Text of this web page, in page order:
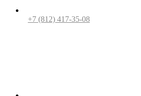
+7 (812) 417-35-08